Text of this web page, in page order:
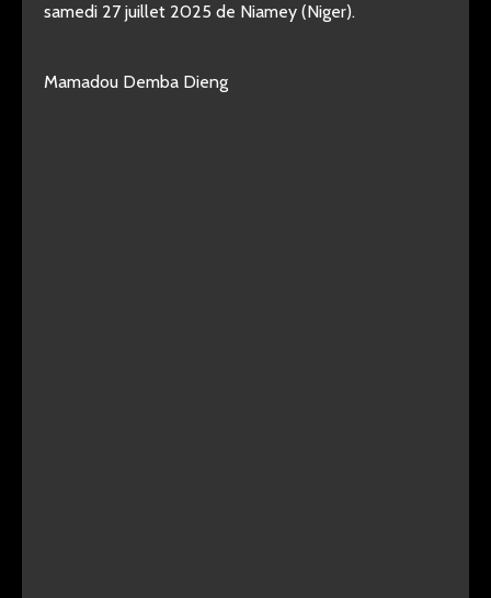
samedi 27 juillet 2025 de Niamey (Niger).
Mamadou Demba Dieng